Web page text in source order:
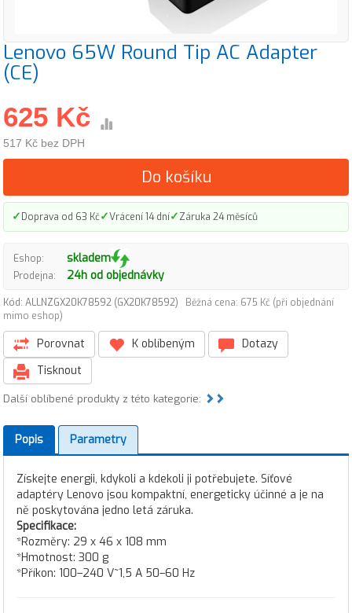
Lenovo 65W Round Tip AC Adapter
(CE)
625 Kč
517 Kč bez DPH
Do košíku
✓Doprava od 63 Kč✓Vrácení 14 dní✓Záruka 24 měsíců
Eshop: skladem
Prodejna: 24h od objednávky
Kód: ALLNZGX20K78592 (GX20K78592)
Běžná cena: 675 Kč (při objednání
mimo eshop)
Porovnat K oblíbeným
Dotazy
Tisknout
Další oblíbené produkty z této kategorie:
Popis Parametry
Získejte energii, kdykoli a kdekoli ji potřebujete. Síťové
adaptéry Lenovo jsou kompaktní, energeticky účinné a je na
ně poskytována jedno letá záruka.
Specifikace:
*Rozměry: 29 x 46 x 108 mm
*Hmotnost: 300 g
*Příkon: 100–240 V~1,5 A 50–60 Hz